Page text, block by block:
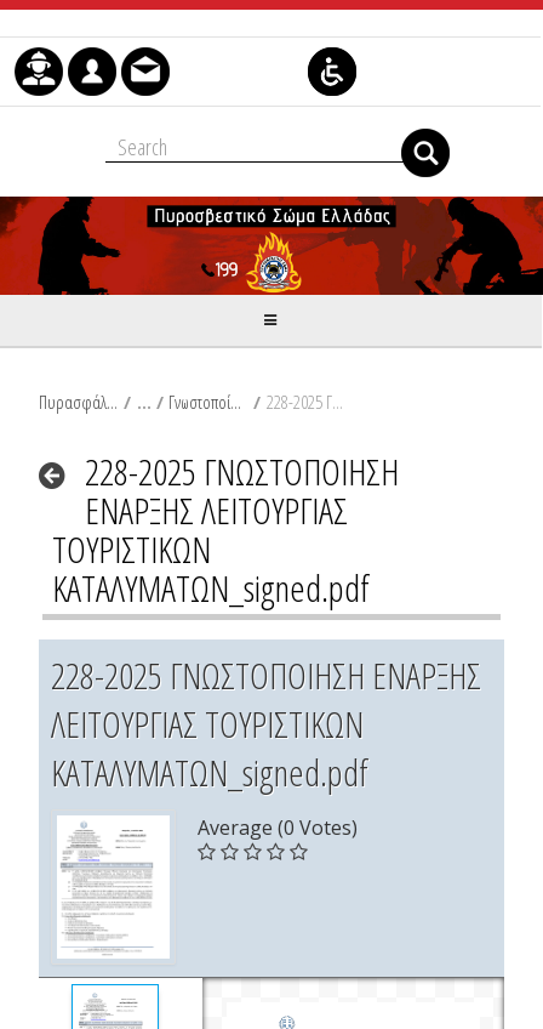
Skip to Content
Πυρασφάλεια / Γνωστοποίηση Τουριστικών Καταλυμάτων / 228-2025 ΓΝΩΣΤΟΠΟΙΗΣΗ ΕΝΑΡΞΗΣ ΛΕΙΤΟΥΡΓΙΑΣ ΤΟΥΡΙΣΤΙΚΩΝ ΚΑΤΑΛΥΜΑΤΩΝ_signed.pdf
228-2025 ΓΝΩΣΤΟΠΟΙΗΣΗ
ΕΝΑΡΞΗΣ ΛΕΙΤΟΥΡΓΙΑΣ
ΤΟΥΡΙΣΤΙΚΩΝ
ΚΑΤΑΛΥΜΑΤΩΝ_signed.pdf
228-2025 ΓΝΩΣΤΟΠΟΙΗΣΗ ΕΝΑΡΞΗΣ
ΛΕΙΤΟΥΡΓΙΑΣ ΤΟΥΡΙΣΤΙΚΩΝ
ΚΑΤΑΛΥΜΑΤΩΝ_signed.pdf
Average (0 Votes)